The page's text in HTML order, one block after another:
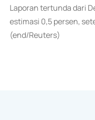
Laporan tertunda dari
estimasi 0,5 persen,
(end/Reuters)